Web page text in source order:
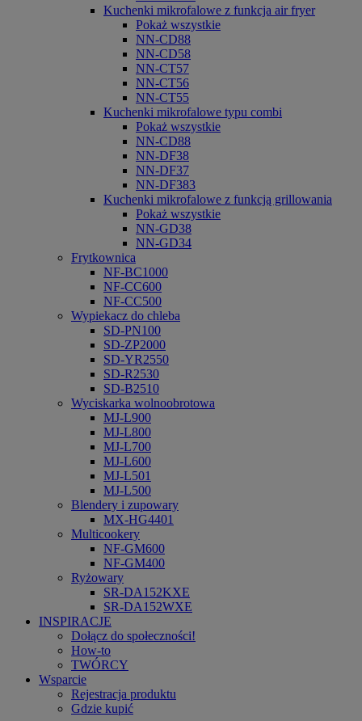
Kuchenki mikrofalowe z funkcja air fryer
Pokaż wszystkie
NN-CD88
NN-CD58
NN-CT57
NN-CT56
NN-CT55
Kuchenki mikrofalowe typu combi
Pokaż wszystkie
NN-CD88
NN-DF38
NN-DF37
NN-DF383
Kuchenki mikrofalowe z funkcją grillowania
Pokaż wszystkie
NN-GD38
NN-GD34
Frytkownica
NF-BC1000
NF-CC600
NF-CC500
Wypiekacz do chleba
SD-PN100
SD-ZP2000
SD-YR2550
SD-R2530
SD-B2510
Wyciskarka wolnoobrotowa
MJ-L900
MJ-L800
MJ-L700
MJ-L600
MJ-L501
MJ-L500
Blendery i zupowary
MX-HG4401
Multicookery
NF-GM600
NF-GM400
Ryżowary
SR-DA152KXE
SR-DA152WXE
INSPIRACJE
Dołącz do społeczności!
How-to
TWÓRCY
Wsparcie
Rejestracja produktu
Gdzie kupić